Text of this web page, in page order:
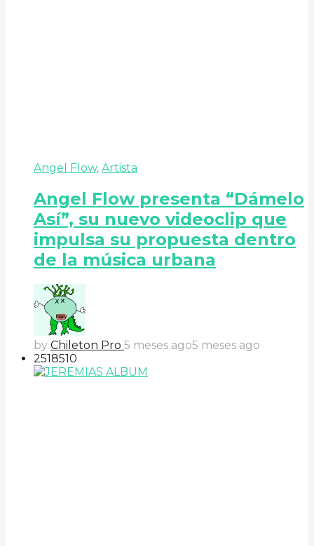
Angel Flow, Artista
Angel Flow presenta “Dámelo
Así”, su nuevo videoclip que
impulsa su propuesta dentro
de la música urbana
by Chileton Pro 5 meses ago5 meses ago
2518510